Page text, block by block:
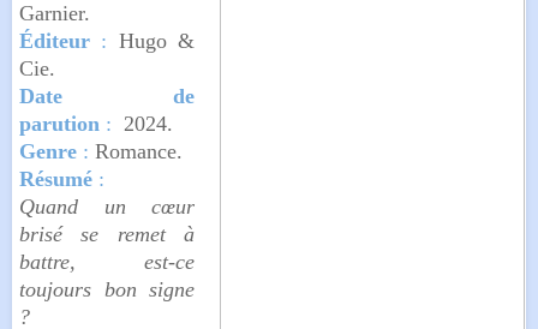
Garnier.
Éditeur : Hugo &
Cie.
Date de
parution : 2024.
Genre : Romance.
Résumé :
Quand un cœur
brisé se remet à
battre, est-ce
toujours bon signe
?